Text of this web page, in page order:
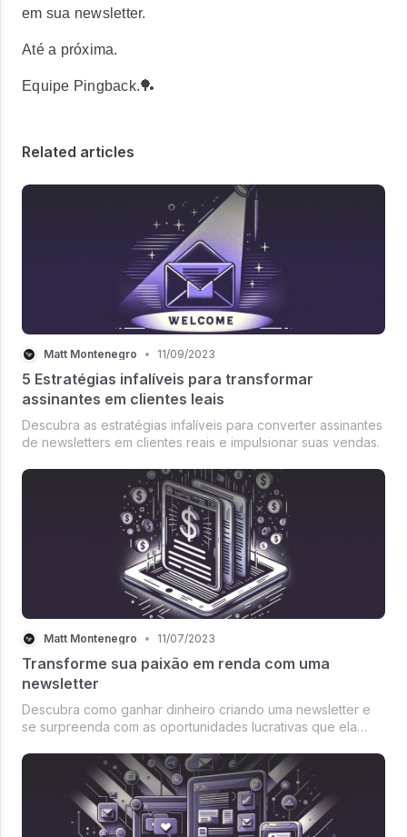
em sua newsletter.
Até a próxima.
Equipe Pingback.🏓
Related articles
Matt Montenegro • 11/09/2023
5 Estratégias infalíveis para transformar
assinantes em clientes leais
Descubra as estratégias infalíveis para converter assinantes
de newsletters em clientes reais e impulsionar suas vendas.
Matt Montenegro • 11/07/2023
Transforme sua paixão em renda com uma
newsletter
Descubra como ganhar dinheiro criando uma newsletter e
se surpreenda com as oportunidades lucrativas que ela